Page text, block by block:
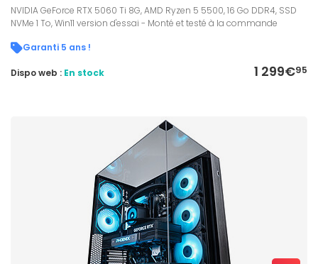
NVIDIA GeForce RTX 5060 Ti 8G, AMD Ryzen 5 5500, 16 Go DDR4, SSD
NVMe 1 To, Win11 version d'essai - Monté et testé à la commande
Garanti 5 ans !
1 299€95
Dispo web : En stock